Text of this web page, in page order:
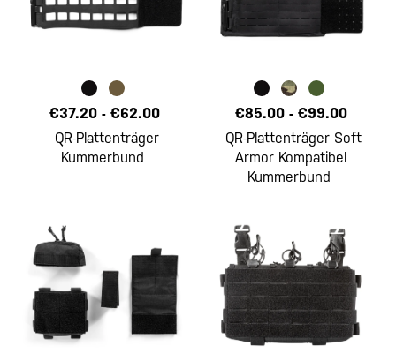
€37.20 -€62.00
QR-Plattenträger
Kummerbund
€85.00- €99.00
QR-Plattenträger Soft
Armor Kompatibel
Kummerbund